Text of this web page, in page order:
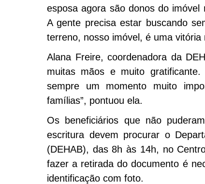
esposa agora são donos do imóvel
A gente precisa estar buscando
terreno, nosso imóvel, é uma
Alana Freire, coordenadora da
muitas mãos e muito
sempre um momento muito
famílias”, pontuou ela.
Os beneficiários que não
escritura devem procurar o
(DEHAB), das 8h às 14h, no
fazer a retirada do documento é
identificação com foto.